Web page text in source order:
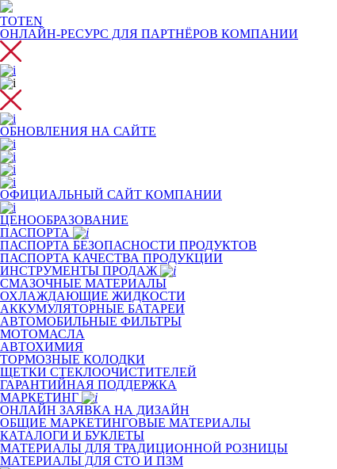
TOTEN
ОНЛАЙН-РЕСУРС ДЛЯ ПАРТНЁРОВ КОМПАНИИ
ОБНОВЛЕНИЯ НА САЙТЕ
ОФИЦИАЛЬНЫЙ САЙТ КОМПАНИИ
ЦЕНООБРАЗОВАНИЕ
ПАСПОРТА
ПАСПОРТА БЕЗОПАСНОСТИ ПРОДУКТОВ
ПАСПОРТА КАЧЕСТВА ПРОДУКЦИИ
ИНСТРУМЕНТЫ ПРОДАЖ
СМАЗОЧНЫЕ МАТЕРИАЛЫ
ОХЛАЖДАЮЩИЕ ЖИДКОСТИ
АККУМУЛЯТОРНЫЕ БАТАРЕИ
АВТОМОБИЛЬНЫЕ ФИЛЬТРЫ
МОТОМАСЛА
АВТОХИМИЯ
ТОРМОЗНЫЕ КОЛОДКИ
ЩЕТКИ СТЕКЛООЧИСТИТЕЛЕЙ
ГАРАНТИЙНАЯ ПОДДЕРЖКА
МАРКЕТИНГ
ОНЛАЙН ЗАЯВКА НА ДИЗАЙН
ОБЩИЕ МАРКЕТИНГОВЫЕ МАТЕРИАЛЫ
КАТАЛОГИ И БУКЛЕТЫ
МАТЕРИАЛЫ ДЛЯ ТРАДИЦИОННОЙ РОЗНИЦЫ
МАТЕРИАЛЫ ДЛЯ СТО И ПЗМ